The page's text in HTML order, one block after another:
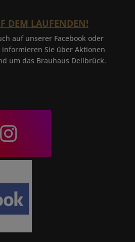
DEM LAUFENDEN!
auf unserer Facebook oder
informieren Sie über Aktionen
um das Brauhaus Dellbrück.